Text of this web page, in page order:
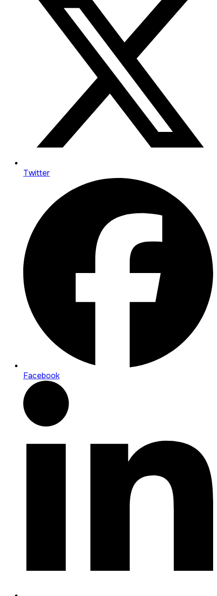
Twitter
Facebook